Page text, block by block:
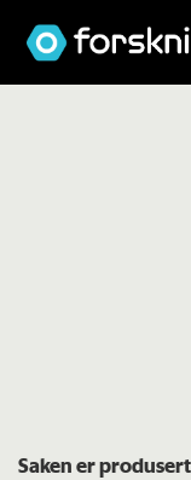
Saken er